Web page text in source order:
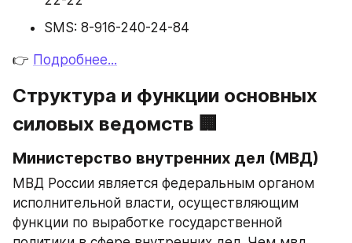
SMS: 8-916-240-24-84
👉 Подробнее...
Структура и функции основных
силовых ведомств 🏢
Министерство внутренних дел (МВД)
МВД России является федеральным органом
исполнительной власти, осуществляющим
функции по выработке государственной